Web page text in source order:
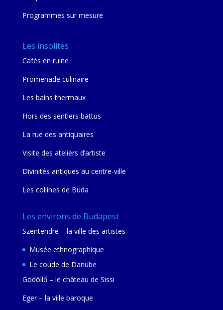
Programmes sur mesure
Les insolites
Cafés en ruine
Promenade culinaire
Les bains thermaux
Hors des sentiers battus
La rue des antiquaires
Visite des ateliers d’artiste
Divinités antiques au centre-ville
Les collines de Buda
Les environs de Budapest
Szentendre – la ville des artistes
Musée ethnographique
Le coude de Danube
Gödöllő – le château de Sissi
Eger – la ville baroque